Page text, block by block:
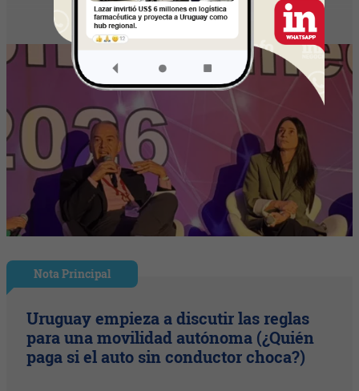
Nota Principal
Uruguay empieza a discutir las reglas
para una movilidad autónoma (¿Quién
paga si el auto sin conductor choca?)